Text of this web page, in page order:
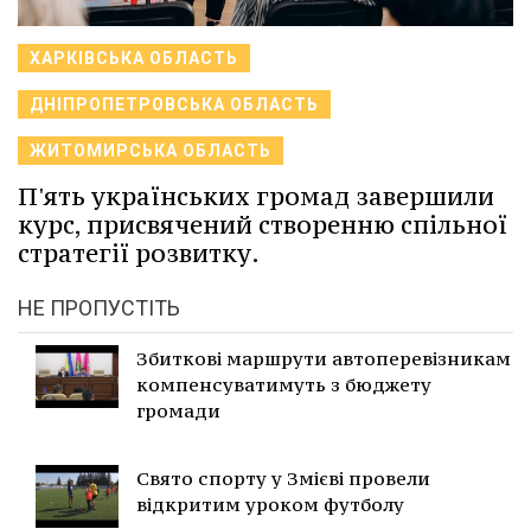
ХАРКІВСЬКА ОБЛАСТЬ
ДНІПРОПЕТРОВСЬКА ОБЛАСТЬ
ЖИТОМИРСЬКА ОБЛАСТЬ
П'ять українських громад завершили
курс, присвячений створенню спільної
стратегії розвитку.
НЕ ПРОПУСТІТЬ
Збиткові маршрути автоперевізникам
компенсуватимуть з бюджету
громади
Свято спорту у Змієві провели
відкритим уроком футболу